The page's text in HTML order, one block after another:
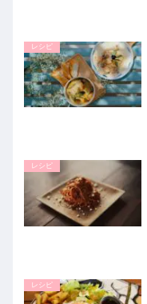
レシピ
レシピ
レシピ